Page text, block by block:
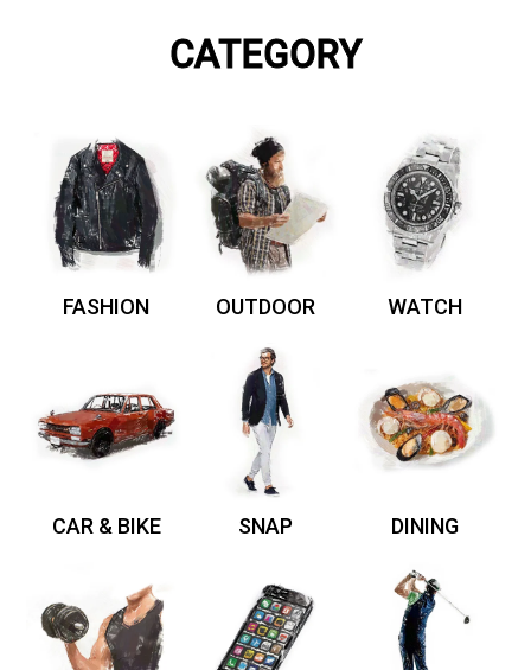
CATEGORY
FASHION OUTDOOR WATCH
CAR & BIKE SNAP DINING